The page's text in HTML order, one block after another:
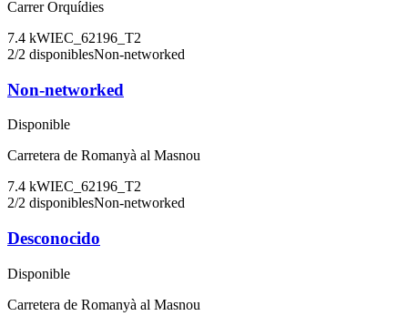
Carrer Orquídies
7.4 kWIEC_62196_T2
2/2 disponiblesNon-networked
Non-networked
Disponible
Carretera de Romanyà al Masnou
7.4 kWIEC_62196_T2
2/2 disponiblesNon-networked
Desconocido
Disponible
Carretera de Romanyà al Masnou